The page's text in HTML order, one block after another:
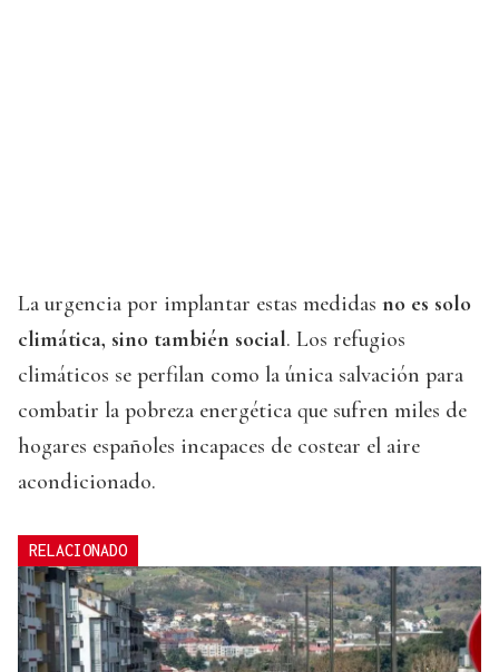
La urgencia por implantar estas medidas no es solo
climática, sino también social. Los refugios
climáticos se perfilan como la única salvación para
combatir la pobreza energética que sufren miles de
hogares españoles incapaces de costear el aire
acondicionado.
RELACIONADO